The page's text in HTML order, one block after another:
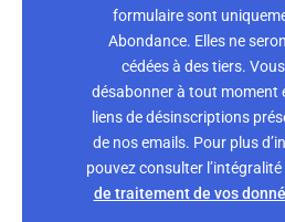
formulaire sont
Abondance. Elles ne
cédées à des tiers.
désabonner à tout moment
liens de désinscriptions
de nos emails. Pour plus
pouvez consulter l’intégralité
de traitement de vos